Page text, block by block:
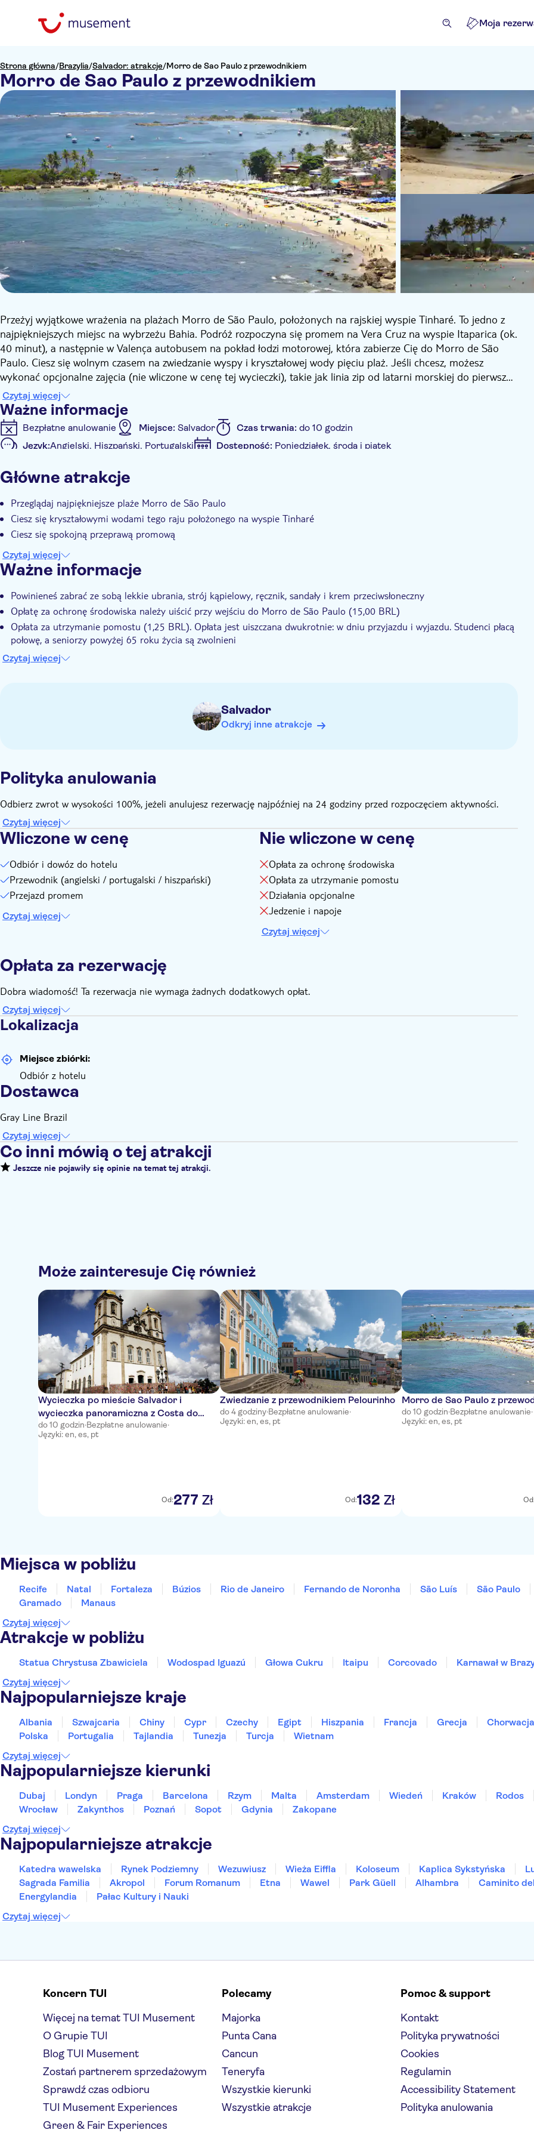
Moja
Strona główna/Brazylia/Salvador: atrakcje/Morro de Sao Paulo z przewodnikiem
Morro de Sao Paulo z przewodnikiem
Przeżyj wyjątkowe wrażenia na plażach Morro de São Paulo, położonych na rajskiej wyspie Tinharé. To jedno z
najpiękniejszych miejsc na wybrzeżu Bahia. Podróż rozpoczyna się promem na Vera Cruz na wyspie Itaparica (ok.
40 minut), a następnie w Valença autobusem na pokład łodzi motorowej, która zabierze Cię do Morro de São
Paulo. Ciesz się wolnym czasem na zwiedzanie wyspy i kryształowej wody pięciu plaż. Jeśli chcesz, możesz
wykonać opcjonalne zajęcia (nie wliczone w cenę tej wycieczki), takie jak linia zip od latarni morskiej do pierwszej
plaży o długości 340 metrów. Podziwiaj żywiołową przyrodę i ciesz się tym rajem.
Czytaj więcej
Ważne informacje
Bezpłatne anulowanie Miejsce: Salvador Czas trwania: do 10 godzin
Język:Angielski, Hiszpański, Portugalski Dostępność: Poniedziałek, środa i piątek
Informacje dodatkowe
Natychmiastowe potwierdzenie Group tour
Główne atrakcje
Przeglądaj najpiękniejsze plaże Morro de São Paulo
Ciesz się kryształowymi wodami tego raju położonego na wyspie Tinharé
Ciesz się spokojną przeprawą promową
Czytaj więcej
Ważne informacje
Powinieneś zabrać ze sobą lekkie ubrania, strój kąpielowy, ręcznik, sandały i krem przeciwsłoneczny
Opłatę za ochronę środowiska należy uiścić przy wejściu do Morro de São Paulo (15,00 BRL)
Opłata za utrzymanie pomostu (1,25 BRL). Opłata jest uiszczana dwukrotnie: w dniu przyjazdu i wyjazdu. Studenci płacą
połowę, a seniorzy powyżej 65 roku życia są zwolnieni
Skontaktuj się z lokalnym operatorem co najmniej 48 godzin przed datą wycieczki, aby umówić się na odbiór. Dane
Czytaj więcej
Salvador
Odkryj inne atrakcje
Polityka anulowania
Odbierz zwrot w wysokości 100%, jeżeli anulujesz rezerwację najpóźniej na 24 godziny przed rozpoczęciem aktywności.
Czytaj więcej
Wliczone w cenę
Odbiór i dowóz do hotelu
Przewodnik (angielski / portugalski / hiszpański)
Przejazd promem
Czytaj więcej
Nie wliczone w cenę
Opłata za ochronę środowiska
Opłata za utrzymanie pomostu
Działania opcjonalne
Jedzenie i napoje
Czytaj więcej
Opłata za rezerwację
Dobra wiadomość! Ta rezerwacja nie wymaga żadnych dodatkowych opłat.
Czytaj więcej
Lokalizacja
Miejsce zbiórki:
Odbiór z hotelu
Dostawca
Gray Line Brazil
Czytaj więcej
Co inni mówią o tej atrakcji
Jeszcze nie pojawiły się opinie na temat tej atrakcji.
Może zainteresuje Cię również
Wycieczka po mieście Salvador i
wycieczka panoramiczna z Costa do
Sauípe i Praia do Forte
do 10 godzin·Bezpłatne anulowanie·
Języki: en, es, pt
Od:277 Zł
Zwiedzanie z przewodnikiem Pelourinho
do 4 godziny·Bezpłatne anulowanie·
Języki: en, es, pt
Od:132 Zł
Morro de Sao Paulo z
do 10 godzin·Bezpłatne anulowanie·
Języki: en, es, pt
Od:
Miejsca w pobliżu
Recife Natal Fortaleza Búzios Rio de Janeiro Fernando de Noronha São Luís São Paulo
Gramado
Manaus
Czytaj więcej
Atrakcje w pobliżu
Statua Chrystusa Zbawiciela Wodospad Iguazú Głowa Cukru Itaipu Corcovado Karnawał w
Czytaj więcej
Najpopularniejsze kraje
Albania Szwajcaria Chiny Cypr Czechy Egipt Hiszpania Francja Grecja Chorwacja
Polska
Portugalia Tajlandia Tunezja Turcja
Wietnam
Czytaj więcej
Najpopularniejsze kierunki
Dubaj Londyn Praga Barcelona Rzym Malta Amsterdam Wiedeń Kraków Rodos
Wrocław
Zakynthos Poznań Sopot Gdynia
Zakopane
Czytaj więcej
Najpopularniejsze atrakcje
Katedra wawelska Rynek Podziemny Wezuwiusz Wieża Eiffla Koloseum Kaplica Sykstyńska
Sagrada Familia
Akropol Forum Romanum Etna Wawel Park Güell Alhambra Caminito
Energylandia
Pałac Kultury i Nauki
Czytaj więcej
Koncern TUI
Więcej na temat TUI Musement
O Grupie TUI
Blog TUI Musement
Zostań partnerem sprzedażowym
Sprawdź czas odbioru
TUI Musement Experiences
Green & Fair Experiences
Polecamy
Majorka
Punta Cana
Cancun
Teneryfa
Wszystkie kierunki
Wszystkie atrakcje
Pomoc & support
Kontakt
Polityka prywatności
Cookies
Regulamin
Accessibility Statement
Polityka anulowania